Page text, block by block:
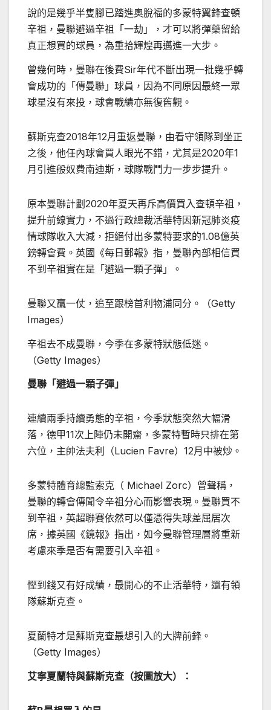
說的是幾乎半隻腳已踏進奧脫福的多蒙特翼鋒查頓
辛祖，曼聯避過辛祖「一劫」，才可以將彈藥留給
真正想買的球員，為重拾輝煌再邁進一大步。
曾幾何時，曼聯在後費Sir年代不斷出現一批幾乎轉
會成功的「傳曼聯」球員，因為不同原因最終一眾
球星沒有來投，球會戰績亦無復舊觀。
蘇斯克查2018年12月重返曼聯，由看守領隊到坐正
之後，他任內球會買人眼光不錯，尤其是2020年1
月引進般奴費南迪斯，球隊戰鬥力一步步提升。
原本曼聯計劃2020年夏天再斥高價買入查頓辛祖，
提升前線實力，不過行政總裁活華特因新冠肺炎疫
情球隊收入大減，拒絕付出多蒙特要求的1.08億英
鎊轉會費。英國《每日郵報》指，曼聯內部相信買
不到辛祖實在是「避過一顆子彈」。
曼聯又贏一仗，追至跟榜首利物浦同分。（Getty
Images）
辛祖去不成曼聯，今季在多蒙特狀態低迷。
（Getty Images）
曼聯「避過一顆子彈」
連續兩季持續勇態的辛祖，今季狀態突然大幅滑
落，德甲11次上陣仍未開齋，多蒙特暫時只排在第
六位，主帥法夫利（Lucien Favre）12月中被炒。
多蒙特體育總監索克（ Michael Zorc）曾聲稱，
曼聯的轉會傳聞令辛祖分心而影響表現。曼聯買不
到辛祖，英超聯賽依然可以僅憑得失球差屈居次
席，據英國《鏡報》指出，如今曼聯管理層將重新
考慮來季是否有需要引入辛祖。
慳到錢又有好成績，最開心的不止活華特，還有領
隊蘇斯克查。
夏蘭特才是蘇斯克查最想引入的大牌前鋒。
（Getty Images）
艾寧夏蘭特與蘇斯克查（按圖放大）：